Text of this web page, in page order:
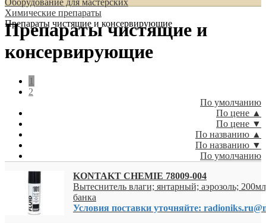
Оборудование для мастерских
Химические препараты
Препараты чистящие и консервирующие
Препараты чистящие и
консервирующие
1
2
По умолчанию
По цене ▲
По цене ▼
По названию ▲
По названию ▼
По умолчанию
KONTAKT CHEMIE 78009-004
Вытеснитель влаги; янтарный; аэрозоль;
банка
Условия поставки уточняйте: